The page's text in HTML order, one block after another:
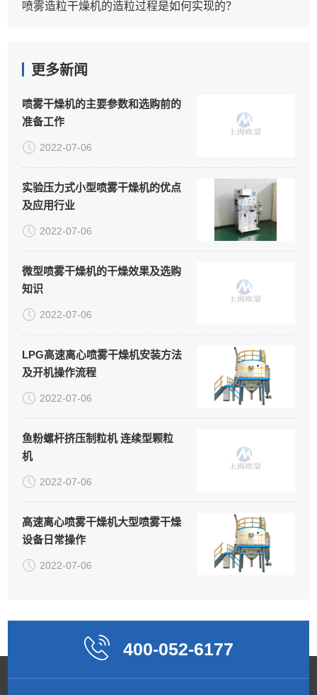
喷雾造粒干燥机的造粒过程是如何实现的？
更多新闻
喷雾干燥机的主要参数和选购前的
准备工作
2022-07-06
实验压力式小型喷雾干燥机的优点
及应用行业
2022-07-06
微型喷雾干燥机的干燥效果及选购
知识
2022-07-06
LPG高速离心喷雾干燥机安装方法
及开机操作流程
2022-07-06
鱼粉螺杆挤压制粒机 连续型颗粒
机
2022-07-06
高速离心喷雾干燥机大型喷雾干燥
设备日常操作
2022-07-06
400-052-6177